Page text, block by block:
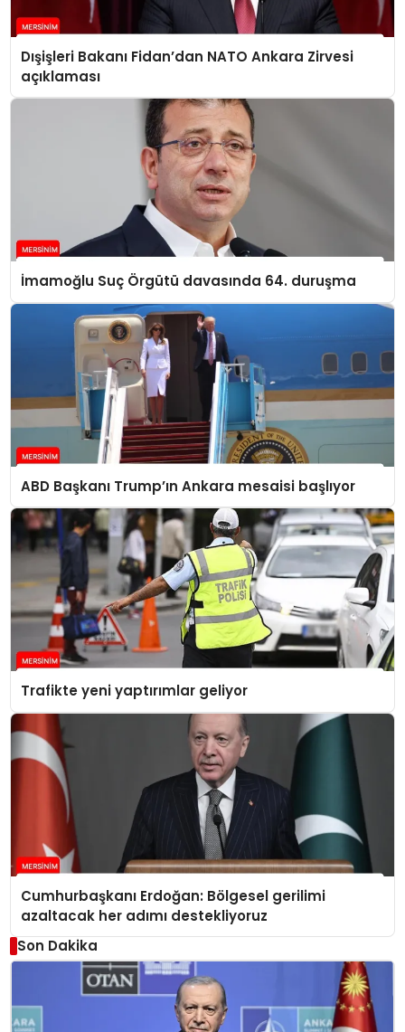
Dışişleri Bakanı Fidan’dan NATO Ankara Zirvesi
açıklaması
İmamoğlu Suç Örgütü davasında 64. duruşma
ABD Başkanı Trump’ın Ankara mesaisi başlıyor
Trafikte yeni yaptırımlar geliyor
Cumhurbaşkanı Erdoğan: Bölgesel gerilimi
azaltacak her adımı destekliyoruz
Son Dakika